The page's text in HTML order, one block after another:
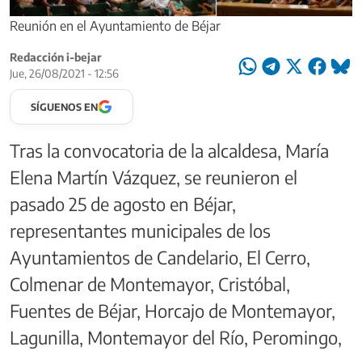
Reunión en el Ayuntamiento de Béjar
Redacción i-bejar
Jue, 26/08/2021 - 12:56
SÍGUENOS EN
Tras la convocatoria de la alcaldesa, María
Elena Martín Vázquez, se reunieron el
pasado 25 de agosto en Béjar,
representantes municipales de los
Ayuntamientos de Candelario, El Cerro,
Colmenar de Montemayor, Cristóbal,
Fuentes de Béjar, Horcajo de Montemayor,
Lagunilla, Montemayor del Río, Peromingo,